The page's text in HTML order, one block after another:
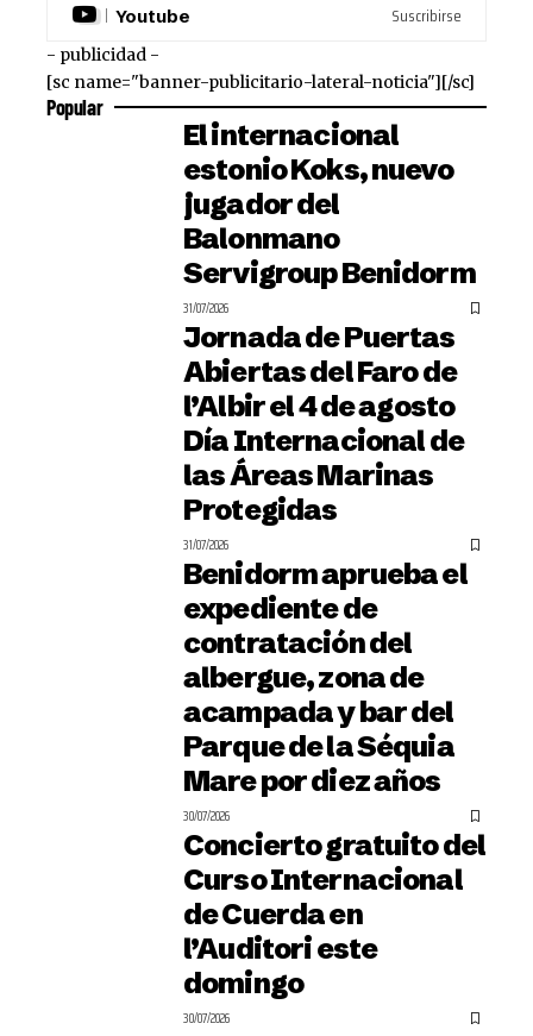
Youtube Suscribirse
- publicidad -
[sc name="banner-publicitario-lateral-noticia"][/sc]
Popular
El internacional
estonio Koks, nuevo
jugador del
Balonmano
Servigroup Benidorm
31/07/2026
Jornada de Puertas
Abiertas del Faro de
l’Albir el 4 de agosto
Día Internacional de
las Áreas Marinas
Protegidas
31/07/2026
Benidorm aprueba el
expediente de
contratación del
albergue, zona de
acampada y bar del
Parque de la Séquia
Mare por diez años
30/07/2026
Concierto gratuito del
Curso Internacional
de Cuerda en
l’Auditori este
domingo
30/07/2026